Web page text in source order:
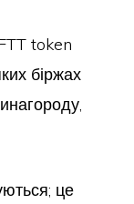
token
біржах
це